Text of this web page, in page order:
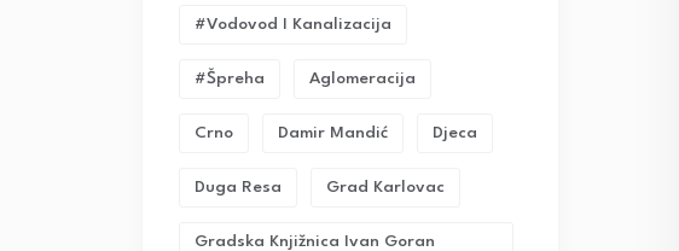
#vodovod I Kanalizacija
#Špreha Aglomeracija
Crno Damir Mandić Djeca
Duga Resa Grad Karlovac
Gradska Knjižnica Ivan Goran